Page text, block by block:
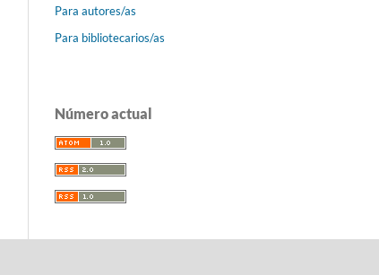
Para autores/as
Para bibliotecarios/as
Número actual